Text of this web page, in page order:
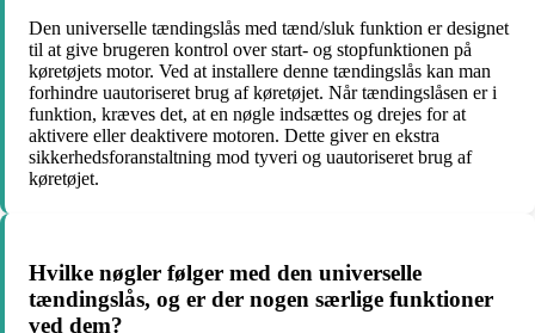
Den universelle tændingslås med tænd/sluk funktion er designet
til at give brugeren kontrol over start- og stopfunktionen på
køretøjets motor. Ved at installere denne tændingslås kan man
forhindre uautoriseret brug af køretøjet. Når tændingslåsen er i
funktion, kræves det, at en nøgle indsættes og drejes for at
aktivere eller deaktivere motoren. Dette giver en ekstra
sikkerhedsforanstaltning mod tyveri og uautoriseret brug af
køretøjet.
Hvilke nøgler følger med den universelle
tændingslås, og er der nogen særlige funktioner
ved dem?